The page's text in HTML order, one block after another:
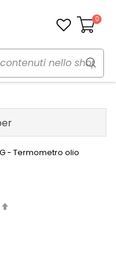
Carrello
0
- Termometro olio
Imposta